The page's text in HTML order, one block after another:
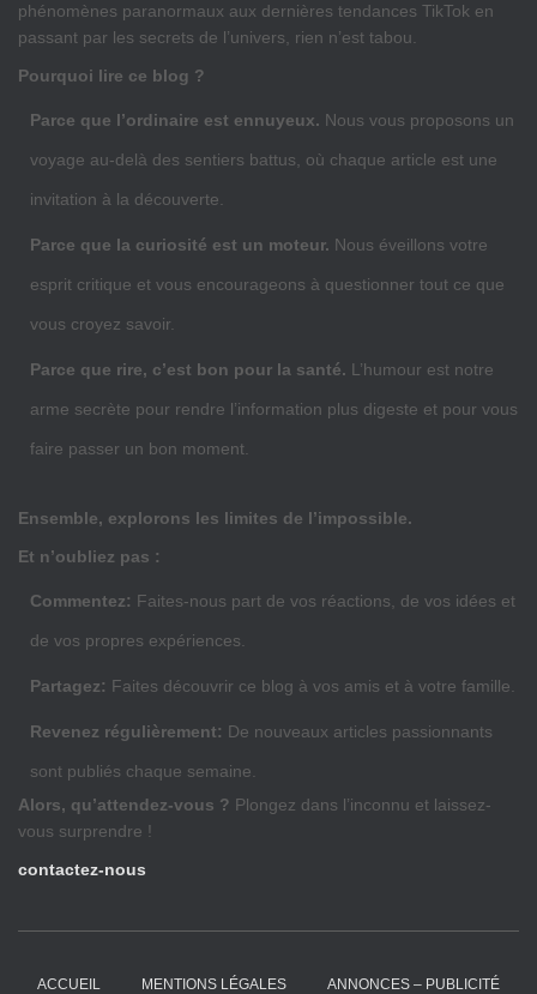
phénomènes paranormaux aux dernières tendances TikTok en
passant par les secrets de l’univers, rien n’est tabou.
Pourquoi lire ce blog ?
Parce que l’ordinaire est ennuyeux. Nous vous proposons un
voyage au-delà des sentiers battus, où chaque article est une
invitation à la découverte.
Parce que la curiosité est un moteur. Nous éveillons votre
esprit critique et vous encourageons à questionner tout ce que
vous croyez savoir.
Parce que rire, c’est bon pour la santé. L’humour est notre
arme secrète pour rendre l’information plus digeste et pour vous
faire passer un bon moment.
Ensemble, explorons les limites de l’impossible.
Et n’oubliez pas :
Commentez: Faites-nous part de vos réactions, de vos idées et
de vos propres expériences.
Partagez: Faites découvrir ce blog à vos amis et à votre famille.
Revenez régulièrement: De nouveaux articles passionnants
sont publiés chaque semaine.
Alors, qu’attendez-vous ? Plongez dans l’inconnu et laissez-
vous surprendre !
contactez-nous
ACCUEIL MENTIONS LÉGALES ANNONCES – PUBLICITÉ